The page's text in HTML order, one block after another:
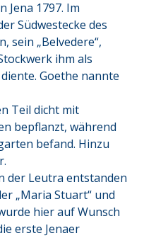
Jena 1797. Im
Südwestecke des
sein „Belvedere“,
ihm als
Goethe nannte
Teil dicht mit
bepflanzt, während
befand. Hinzu
der Leutra entstanden
„Maria Stuart“ und
hier auf Wunsch
erste Jenaer